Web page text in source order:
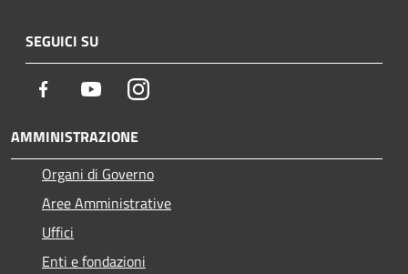
SEGUICI SU
Facebook YoutubeInstagram
AMMINISTRAZIONE
Organi di Governo
Aree Amministrative
Uffici
Enti e fondazioni